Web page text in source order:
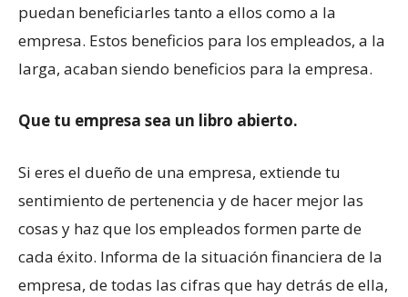
puedan beneficiarles tanto a ellos como a la
empresa. Estos beneficios para los empleados, a la
larga, acaban siendo beneficios para la empresa.
Que tu empresa sea un libro abierto.
Si eres el dueño de una empresa, extiende tu
sentimiento de pertenencia y de hacer mejor las
cosas y haz que los empleados formen parte de
cada éxito. Informa de la situación financiera de la
empresa, de todas las cifras que hay detrás de ella,